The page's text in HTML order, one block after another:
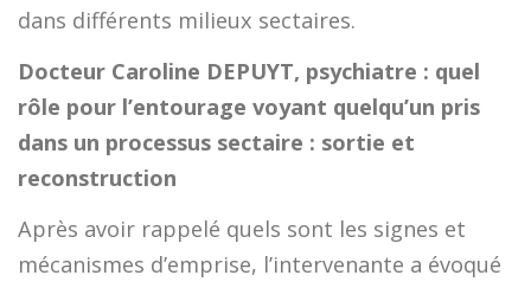
dans différents milieux sectaires.
Docteur Caroline DEPUYT, psychiatre : quel
rôle pour l’entourage voyant quelqu’un pris
dans un processus sectaire : sortie et
reconstruction
Après avoir rappelé quels sont les signes et
mécanismes d’emprise, l’intervenante a évoqué